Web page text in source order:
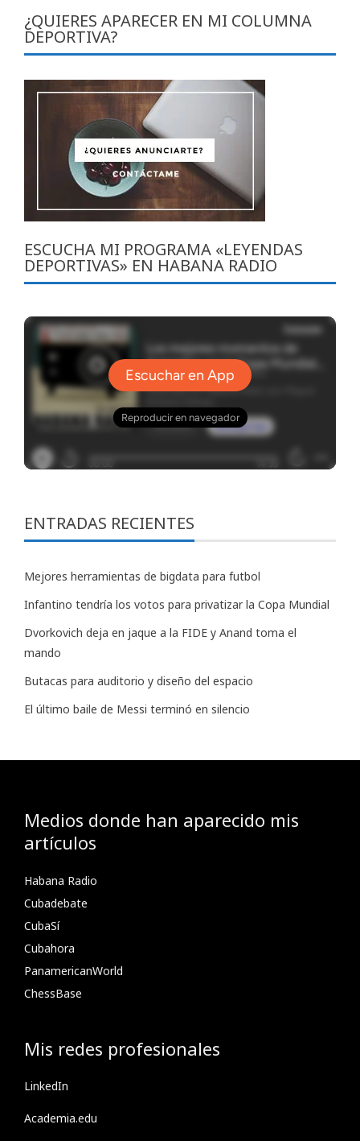
¿QUIERES APARECER EN MI COLUMNA
DEPORTIVA?
ESCUCHA MI PROGRAMA «LEYENDAS
DEPORTIVAS» EN HABANA RADIO
ENTRADAS RECIENTES
Mejores herramientas de bigdata para futbol
Infantino tendría los votos para privatizar la Copa Mundial
Dvorkovich deja en jaque a la FIDE y Anand toma el
mando
Butacas para auditorio y diseño del espacio
El último baile de Messi terminó en silencio
Medios donde han aparecido mis
artículos
Habana Radio
Cubadebate
CubaSí
Cubahora
PanamericanWorld
ChessBase
Mis redes profesionales
LinkedIn
Academia.edu